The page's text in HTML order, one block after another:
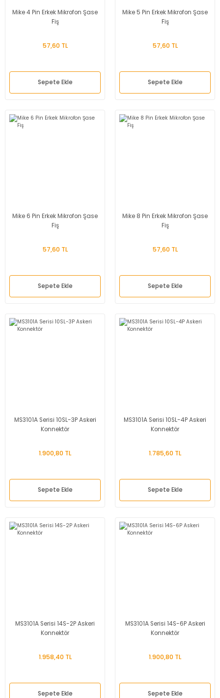
Mike 4 Pin Erkek Mikrofon Şase
Fiş
57,60 TL
Sepete Ekle
Mike 5 Pin Erkek Mikrofon Şase
Fiş
57,60 TL
Sepete Ekle
Mike 6 Pin Erkek Mikrofon Şase
Fiş
57,60 TL
Sepete Ekle
Mike 8 Pin Erkek Mikrofon Şase
Fiş
57,60 TL
Sepete Ekle
MS3101A Serisi 10SL-3P Askeri
Konnektör
1.900,80 TL
Sepete Ekle
MS3101A Serisi 10SL-4P Askeri
Konnektör
1.785,60 TL
Sepete Ekle
MS3101A Serisi 14S-2P Askeri
Konnektör
1.958,40 TL
Sepete Ekle
MS3101A Serisi 14S-6P Askeri
Konnektör
1.900,80 TL
Sepete Ekle